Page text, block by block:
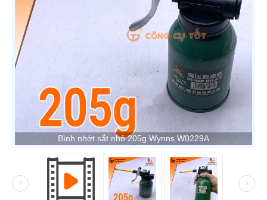
Bình nhớt sắt nhỏ 205g Wynns W0229A